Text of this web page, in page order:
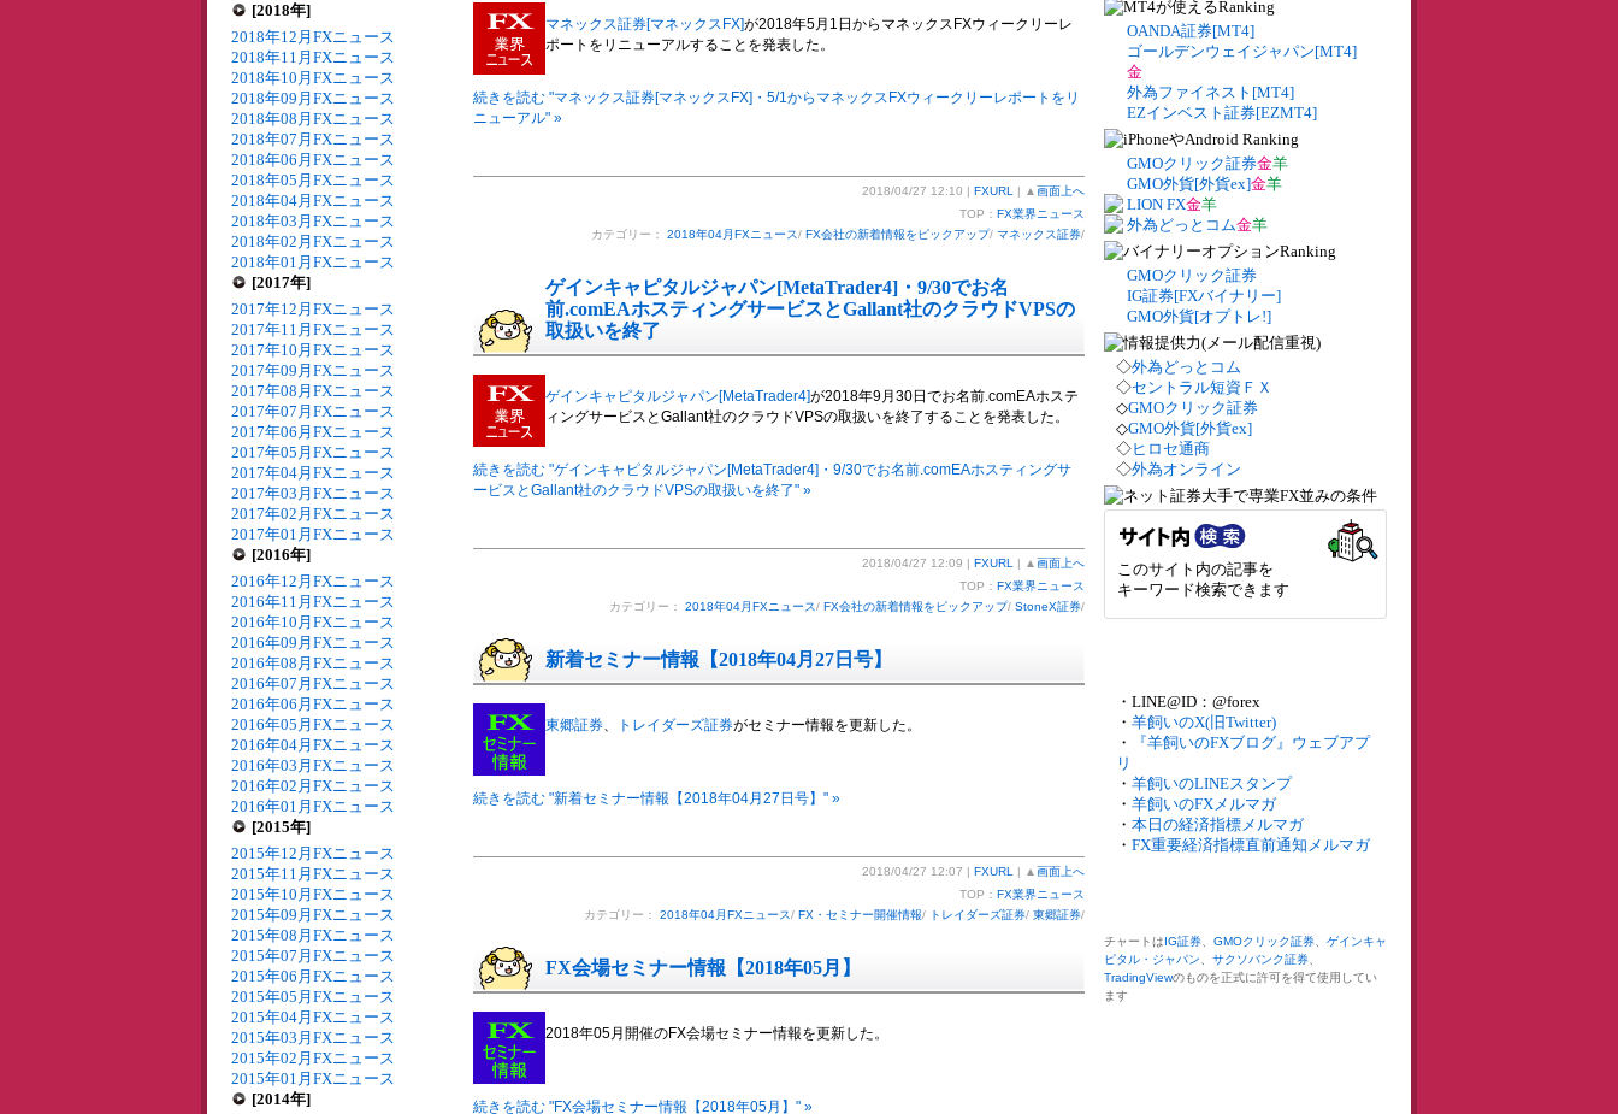
[2018年]
2018年12月FXニュース
2018年11月FXニュース
2018年10月FXニュース
2018年09月FXニュース
2018年08月FXニュース
2018年07月FXニュース
2018年06月FXニュース
2018年05月FXニュース
2018年04月FXニュース
2018年03月FXニュース
2018年02月FXニュース
2018年01月FXニュース
[2017年]
2017年12月FXニュース
2017年11月FXニュース
2017年10月FXニュース
2017年09月FXニュース
2017年08月FXニュース
2017年07月FXニュース
2017年06月FXニュース
2017年05月FXニュース
2017年04月FXニュース
2017年03月FXニュース
2017年02月FXニュース
2017年01月FXニュース
[2016年]
2016年12月FXニュース
2016年11月FXニュース
2016年10月FXニュース
2016年09月FXニュース
2016年08月FXニュース
2016年07月FXニュース
2016年06月FXニュース
2016年05月FXニュース
2016年04月FXニュース
2016年03月FXニュース
2016年02月FXニュース
2016年01月FXニュース
[2015年]
2015年12月FXニュース
2015年11月FXニュース
2015年10月FXニュース
2015年09月FXニュース
2015年08月FXニュース
2015年07月FXニュース
2015年06月FXニュース
2015年05月FXニュース
2015年04月FXニュース
2015年03月FXニュース
2015年02月FXニュース
2015年01月FXニュース
[2014年]
マネックス証券[マネックスFX]が2018年5月1日からマネックスFXウィークリーレ
ポートをリニューアルすることを発表した。
続きを読む "マネックス証券[マネックスFX]・5/1からマネックスFXウィークリーレポートをリ
ニューアル" »
2018/04/27 12:10 | FXURL | ▲ 画面上へ
TOP： FX業界ニュース
カテゴリー： 2018年04月FXニュース/ FX会社の新着情報をピックアップ/ マネックス証券/
ゲインキャピタルジャパン[MetaTrader4]・9/30でお名
前.comEAホスティングサービスとGallant社のクラウドVPSの
取扱いを終了
ゲインキャピタルジャパン[MetaTrader4]が2018年9月30日でお名前.comEAホステ
ィングサービスとGallant社のクラウドVPSの取扱いを終了することを発表した。
続きを読む "ゲインキャピタルジャパン[MetaTrader4]・9/30でお名前.comEAホスティングサ
ービスとGallant社のクラウドVPSの取扱いを終了" »
2018/04/27 12:09 | FXURL | ▲ 画面上へ
TOP： FX業界ニュース
カテゴリー： 2018年04月FXニュース/ FX会社の新着情報をピックアップ/ StoneX証券/
新着セミナー情報【2018年04月27日号】
東郷証券、 トレイダーズ証券がセミナー情報を更新した。
続きを読む "新着セミナー情報【2018年04月27日号】" »
2018/04/27 12:07 | FXURL | ▲ 画面上へ
TOP： FX業界ニュース
カテゴリー： 2018年04月FXニュース/ FX・セミナー開催情報/ トレイダーズ証券/ 東郷証券/
FX会場セミナー情報【2018年05月】
2018年05月開催のFX会場セミナー情報を更新した。
続きを読む "FX会場セミナー情報【2018年05月】" »
OANDA証券[MT4]
ゴールデンウェイジャパン[MT4]
金
外為ファイネスト[MT4]
EZインベスト証券[EZMT4]
GMOクリック証券金羊
GMO外貨[外貨ex]金羊
LION FX金羊
外為どっとコム金羊
GMOクリック証券
IG証券[FXバイナリー]
GMO外貨[オプトレ!]
◇外為どっとコム
◇セントラル短資ＦＸ
◇GMOクリック証券
◇GMO外貨[外貨ex]
◇ヒロセ通商
◇外為オンライン
このサイト内の記事を
キーワード検索できます
・LINE@ID：@forex
・ 羊飼いのX(旧Twitter)
・
『羊飼いのFXブログ』ウェブアプ
リ
・ 羊飼いのLINEスタンプ
・ 羊飼いのFXメルマガ
・ 本日の経済指標メルマガ
・ FX重要経済指標直前通知メルマガ
チャートはIG証券 GMOクリック証券
ゲインキャ
ピタル・ジャパン
サクソバンク証券
TradingViewのものを正式に許可を得て使用してい
ます